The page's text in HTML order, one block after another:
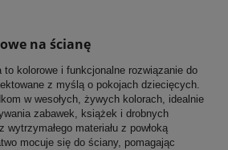
na ścianę
to kolorowe i funkcjonalne rozwiązanie do
z myślą o pokojach dziecięcych.
w wesołych, żywych kolorach, idealnie
zabawek, książek i drobnych
materiału z powłoką
mocuje się do ściany, pomagając